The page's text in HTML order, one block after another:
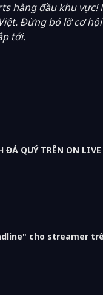
hàng đầu khu
Đừng bỏ lỡ cơ
tới.
ĐÁ QUÝ TRÊN ON
cho streamer